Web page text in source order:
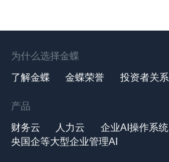
为什么选择金蝶
了解金蝶 金蝶荣誉 投资者关系
产品
财务云 人力云 企业AI操作系统
央国企等大型企业管理AI